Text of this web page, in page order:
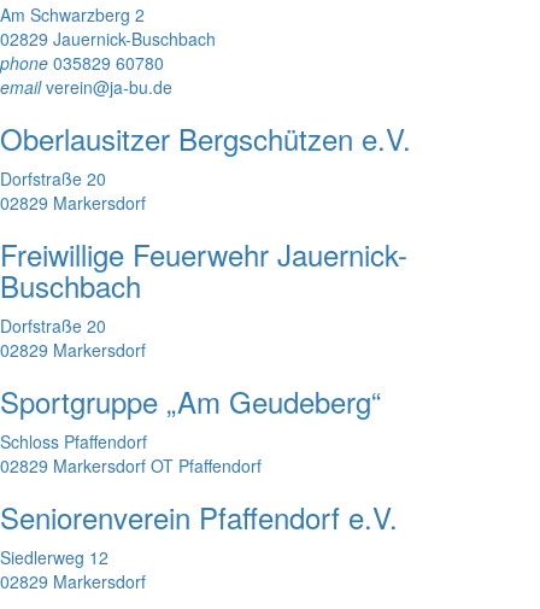
Am Schwarzberg 2
02829 Jauernick-Buschbach
phone 035829 60780
emailverein@ja-bu.de
Oberlausitzer Bergschützen e.V.
Dorfstraße 20
02829 Markersdorf
Freiwillige Feuerwehr Jauernick-
Buschbach
Dorfstraße 20
02829 Markersdorf
Sportgruppe „Am Geudeberg“
Schloss Pfaffendorf
02829 Markersdorf OT Pfaffendorf
Seniorenverein Pfaffendorf e.V.
Siedlerweg 12
02829 Markersdorf